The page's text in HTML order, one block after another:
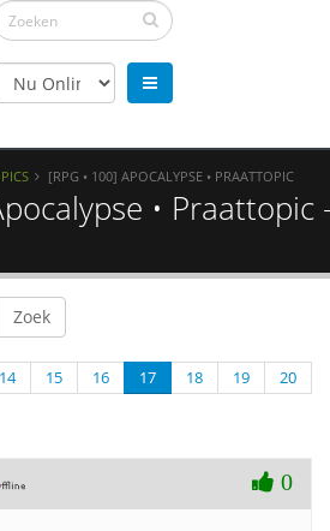
[RPG • 100] APOCALYPSE • PRAATTOPIC
• Praattopic
Zoek
14 15 16 17 18 19 20
0